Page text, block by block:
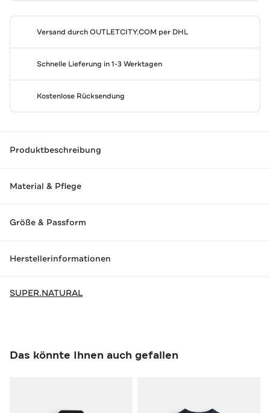
Versand durchOUTLETCITY.COM per DHL
Schnelle Lieferung in 1-3 Werktagen
Kostenlose Rücksendung
Produktbeschreibung
Material & Pflege
Größe & Passform
Herstellerinformationen
SUPER.NATURAL
Das könnte Ihnen auch gefallen